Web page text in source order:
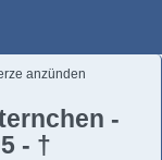
anzünden
-
- †